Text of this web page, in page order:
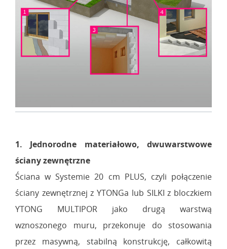
1. Jednorodne materiałowo, dwuwarstwowe
ściany zewnętrzne
Ściana w Systemie 20 cm PLUS, czyli połączenie
ściany zewnętrznej z YTONGa lub SILKI z bloczkiem
YTONG MULTIPOR jako drugą warstwą
wznoszonego muru, przekonuje do stosowania
przez masywną, stabilną konstrukcję, całkowitą